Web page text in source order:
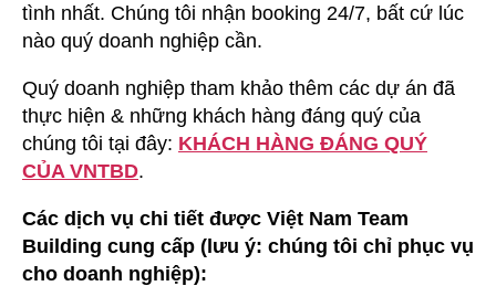
tình nhất. Chúng tôi nhận booking 24/7, bất cứ lúc
nào quý doanh nghiệp cần.
Quý doanh nghiệp tham khảo thêm các dự án đã
thực hiện & những khách hàng đáng quý của
chúng tôi tại đây: KHÁCH HÀNG ĐÁNG QUÝ
CỦA VNTBD.
Các dịch vụ chi tiết được Việt Nam Team
Building cung cấp (lưu ý: chúng tôi chỉ phục vụ
cho doanh nghiệp):